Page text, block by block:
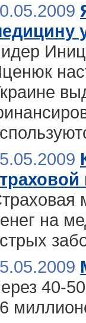
на
40-